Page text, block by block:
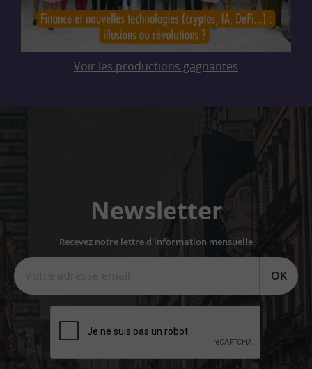
Voir les productions gagnantes
Newsletter
Recevez notre lettre d'information mensuelle
OK